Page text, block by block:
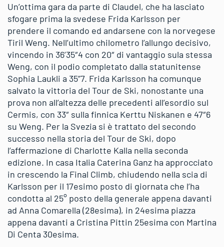
Un’ottima gara da parte di Claudel, che ha lasciato
sfogare prima la svedese Frida Karlsson per
prendere il comando ed andarsene con la norvegese
Tiril Weng. Nell’ultimo chilometro l’allungo decisivo,
vincendo in 36’35″4 con 20″ di vantaggio sula stessa
Weng, con il podio completato dalla statunitense
Sophia Laukli a 35”7. Frida Karlsson ha comunque
salvato la vittoria del Tour de Ski, nonostante una
prova non all’altezza delle precedenti all’esordio sul
Cermis, con 33″ sulla finnica Kerttu Niskanen e 47″6
su Weng. Per la Svezia si è trattato del secondo
successo nella storia del Tour de Ski, dopo
l’affermazione di Charlotte Kalla nella seconda
edizione. In casa Italia Caterina Ganz ha approcciato
in crescendo la Final Climb, chiudendo nella scia di
Karlsson per il 17esimo posto di giornata che l’ha
condotta al 25° posto della generale appena davanti
ad Anna Comarella (28esima), in 24esima piazza
appena davanti a Cristina Pittin 25esima con Martina
Di Centa 30esima.